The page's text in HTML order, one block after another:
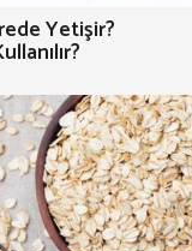
Yetişir?